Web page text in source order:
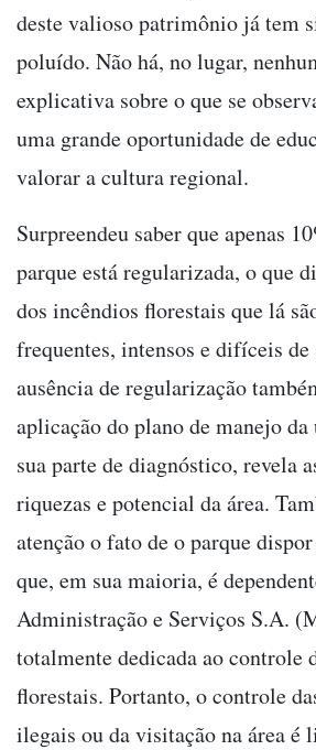
deste valioso patrimônio já tem
poluído. Não há, no lugar,
explicativa sobre o que se
uma grande oportunidade de
valorar a cultura regional.
Surpreendeu saber que apenas
parque está regularizada, o que
dos incêndios florestais que lá
frequentes, intensos e difíceis
ausência de regularização
aplicação do plano de manejo da
sua parte de diagnóstico, revela
riquezas e potencial da área.
atenção o fato de o parque
que, em sua maioria, é
Administração e Serviços S.A.
totalmente dedicada ao controle
florestais. Portanto, o controle
ilegais ou da visitação na área é